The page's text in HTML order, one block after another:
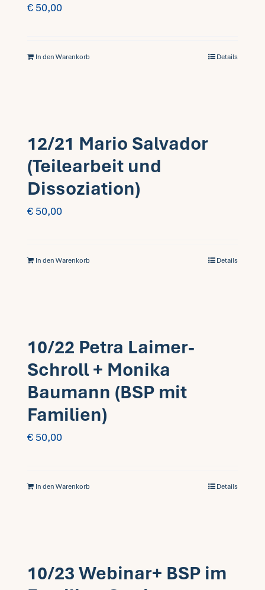
€ 50,00
In den Warenkorb Details
12/21 Mario Salvador
(Teilearbeit und
Dissoziation)
€ 50,00
In den Warenkorb Details
10/22 Petra Laimer-
Schroll + Monika
Baumann (BSP mit
Familien)
€ 50,00
In den Warenkorb Details
10/23 Webinar+ BSP im